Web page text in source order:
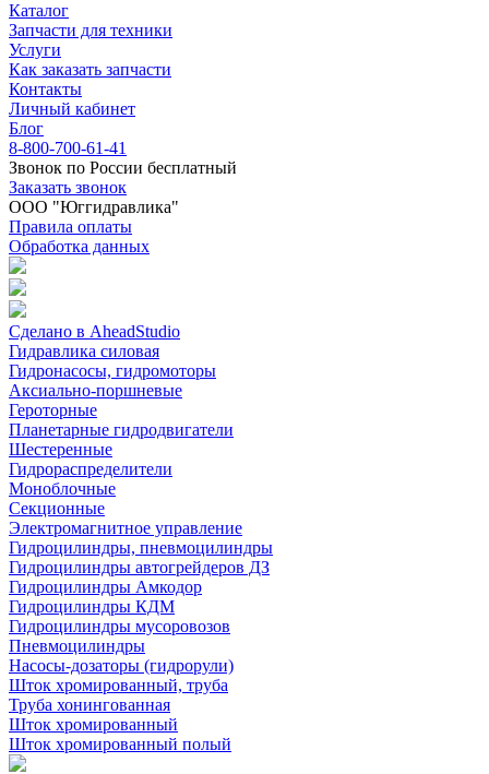
Каталог
Запчасти для техники
Услуги
Как заказать запчасти
Контакты
Личный кабинет
Блог
8-800-700-61-41
Звонок по России бесплатный
Заказать звонок
ООО "Юггидравлика"
Правила оплаты
Обработка данных
Сделано в AheadStudio
Гидравлика силовая
Гидронасосы, гидромоторы
Аксиально-поршневые
Героторные
Планетарные гидродвигатели
Шестеренные
Гидрораспределители
Моноблочные
Секционные
Электромагнитное управление
Гидроцилиндры, пневмоцилиндры
Гидроцилиндры автогрейдеров ДЗ
Гидроцилиндры Амкодор
Гидроцилиндры КДМ
Гидроцилиндры мусоровозов
Пневмоцилиндры
Насосы-дозаторы (гидрорули)
Шток хромированный, труба
Труба хонингованная
Шток хромированный
Шток хромированный полый